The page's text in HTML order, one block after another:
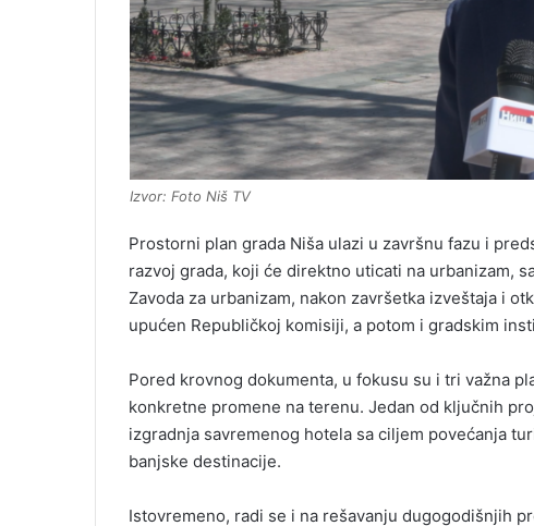
Izvor: Foto Niš TV
Prostorni plan grada Niša ulazi u završnu fazu i
razvoj grada, koji će direktno uticati na urbanizam,
Zavoda za urbanizam, nakon završetka izveštaja i
upućen Republičkoj komisiji, a potom i gradskim
Pored krovnog dokumenta, u fokusu su i tri važna
konkretne promene na terenu. Jedan od ključnih
izgradnja savremenog hotela sa ciljem povećanja
banjske destinacije.
Istovremeno, radi se i na rešavanju dugogodišnjih